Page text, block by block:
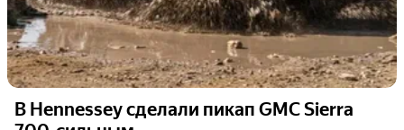
В Hennessey сделали пикап GMC Sierra